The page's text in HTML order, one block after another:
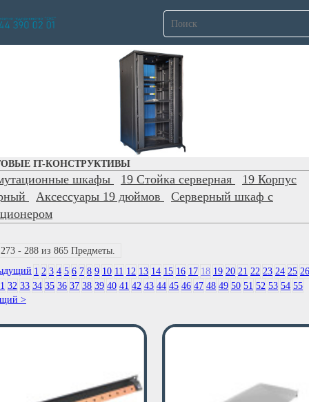
IT-КОНСТРУКТИВЫ
шкафы 19 Стойка серверная
19 Корпус
Аксессуары 19 дюймов
Серверный шкаф с
- 288 из 865 Предметы.
1 2 3 4 5 6 7 8 9 10 11 12 13 14 15 16 17 18 19 20 21 22 23 24 25 26
32 33 34 35 36 37 38 39 40 41 42 43 44 45 46 47 48 49 50 51 52 53 54 55
>